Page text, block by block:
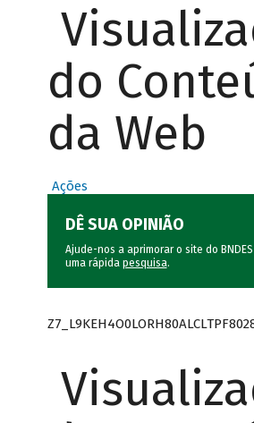
do
da Web
Ações
DÊ SUA OPINIÃO
Ajude-nos a aprimorar o site do
uma rápida pesquisa.